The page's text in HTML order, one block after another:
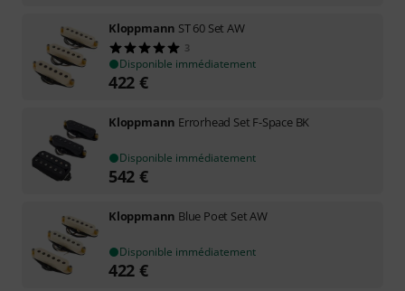
Kloppmann ST 60 Set AW
3
Disponible immédiatement
422 €
Kloppmann Errorhead Set F-Space BK
Disponible immédiatement
542 €
Kloppmann Blue Poet Set AW
Disponible immédiatement
422 €